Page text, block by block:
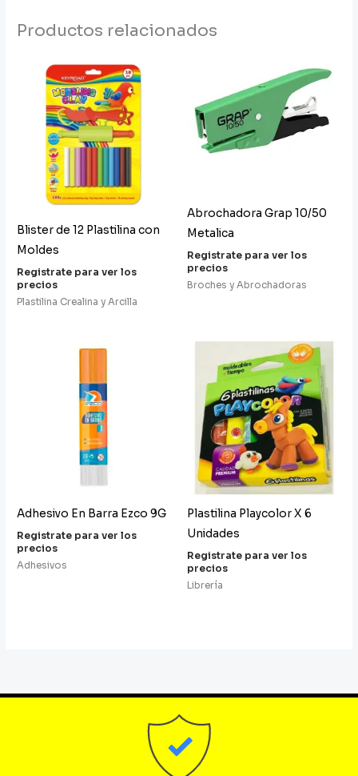
Productos relacionados
Blister de 12 Plastilina con
Moldes
Registrate para ver los
precios
Plastilina Crealina y Arcilla
Abrochadora Grap 10/50
Metalica
Registrate para ver los
precios
Broches y Abrochadoras
Adhesivo En Barra Ezco 9G
Registrate para ver los
precios
Adhesivos
Plastilina Playcolor X 6
Unidades
Registrate para ver los
precios
Librería